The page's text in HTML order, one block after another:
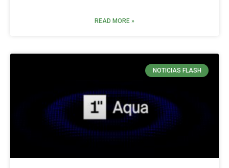
READ MORE »
NOTICIAS FLASH